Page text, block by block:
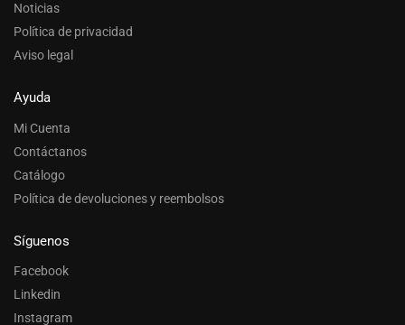
Noticias
Política de privacidad
Aviso legal
Ayuda
Mi Cuenta
Contáctanos
Catálogo
Política de devoluciones y reembolsos
Síguenos
Facebook
Linkedin
Instagram